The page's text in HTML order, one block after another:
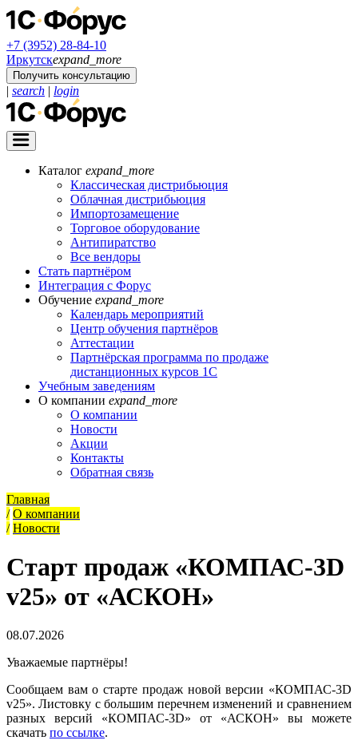
+7 (3952) 28-84-10
Иркутскexpand_more
Получить консультацию
| search | login
Каталог expand_more
Классическая дистрибьюция
Облачная дистрибьюция
Импортозамещение
Торговое оборудование
Антипиратство
Все вендоры
Стать партнёром
Интеграция с Форус
Обучение expand_more
Календарь мероприятий
Центр обучения партнёров
Аттестации
Партнёрская программа по продаже
дистанционных курсов 1С
Учебным заведениям
О компании expand_more
О компании
Новости
Акции
Контакты
Обратная связь
Главная
/ О компании
/ Новости
Старт продаж «КОМПАС-3D
v25» от «АСКОН»
08.07.2026
Уважаемые партнёры!
Сообщаем вам о старте продаж новой версии «КОМПАС-3D
v25». Листовку с большим перечнем изменений и сравнением
разных версий «КОМПАС-3D» от «АСКОН» вы можете
скачать по ссылке.